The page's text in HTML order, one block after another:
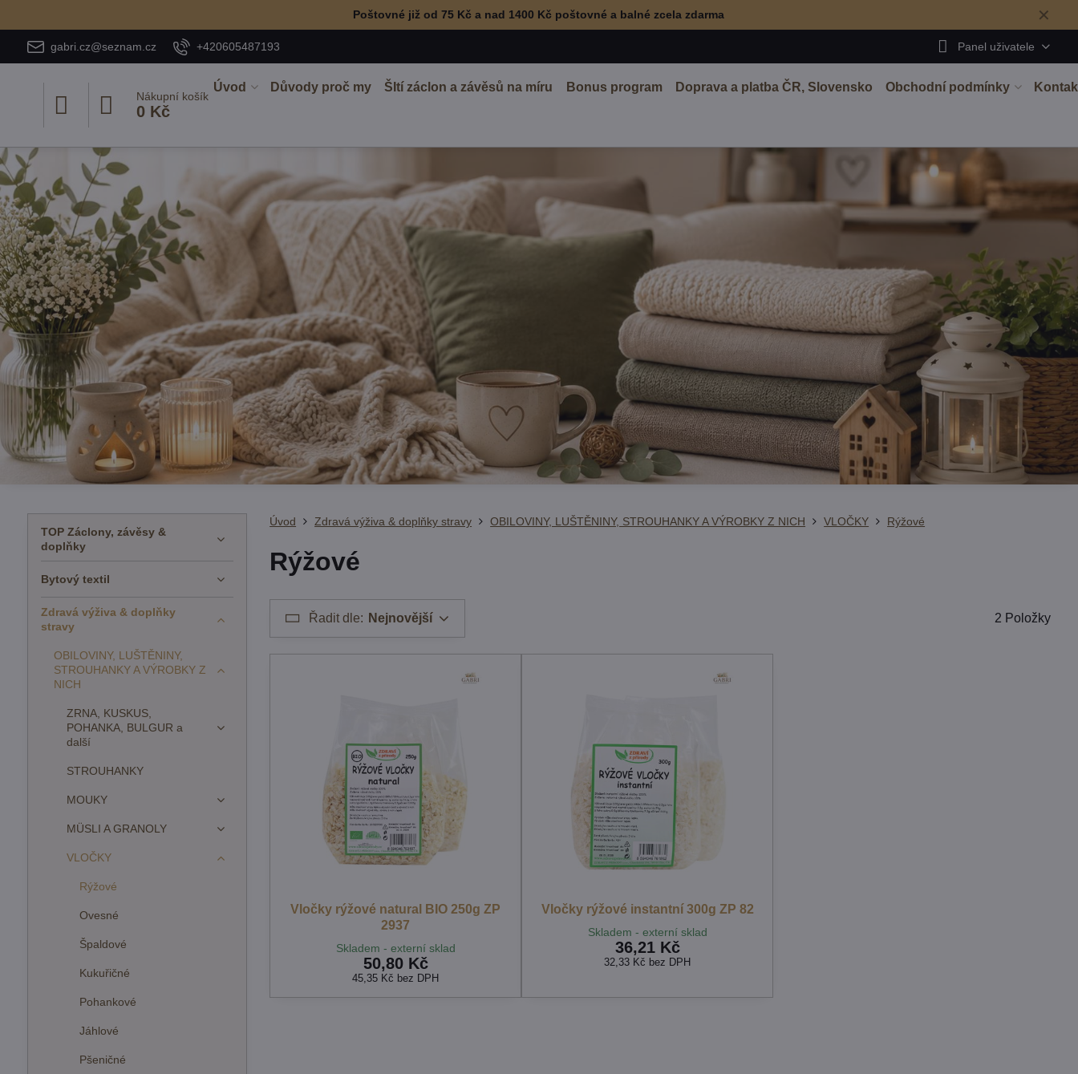
✕
Poštovné již od 75 Kč a nad 1400 Kč poštovné a balné zcela zdarma
gabri.cz@seznam.cz +420605487193 Panel uživatele
Nákupní košík
0 Kč
Úvod Důvody proč my ŠItí záclon a závěsů na míru Bonus program Doprava a platba ČR, Slovensko Obchodní podmínky
Úvod Zdravá výživa & doplňky stravy OBILOVINY, LUŠTĚNINY, STROUHANKY A VÝROBKY Z NICH VLOČKY Rýžové
Rýžové
Řadit dle: Nejnovější 2 Položky
Vločky rýžové natural BIO 250g ZP
2937
Skladem - externí sklad
50,80 Kč
45,35 Kč bez DPH
Vločky rýžové instantní 300g ZP 82
Skladem - externí sklad
36,21 Kč
32,33 Kč bez DPH
TOP Záclony, závěsy &
doplňky
Bytový textil
Zdravá výživa & doplňky
stravy
OBILOVINY, LUŠTĚNINY,
STROUHANKY A VÝROBKY Z
NICH
ZRNA, KUSKUS,
POHANKA, BULGUR a
další
STROUHANKY
MOUKY
MÜSLI A GRANOLY
VLOČKY
Rýžové
Ovesné
Špaldové
Kukuřičné
Pohankové
Jáhlové
Pšeničné